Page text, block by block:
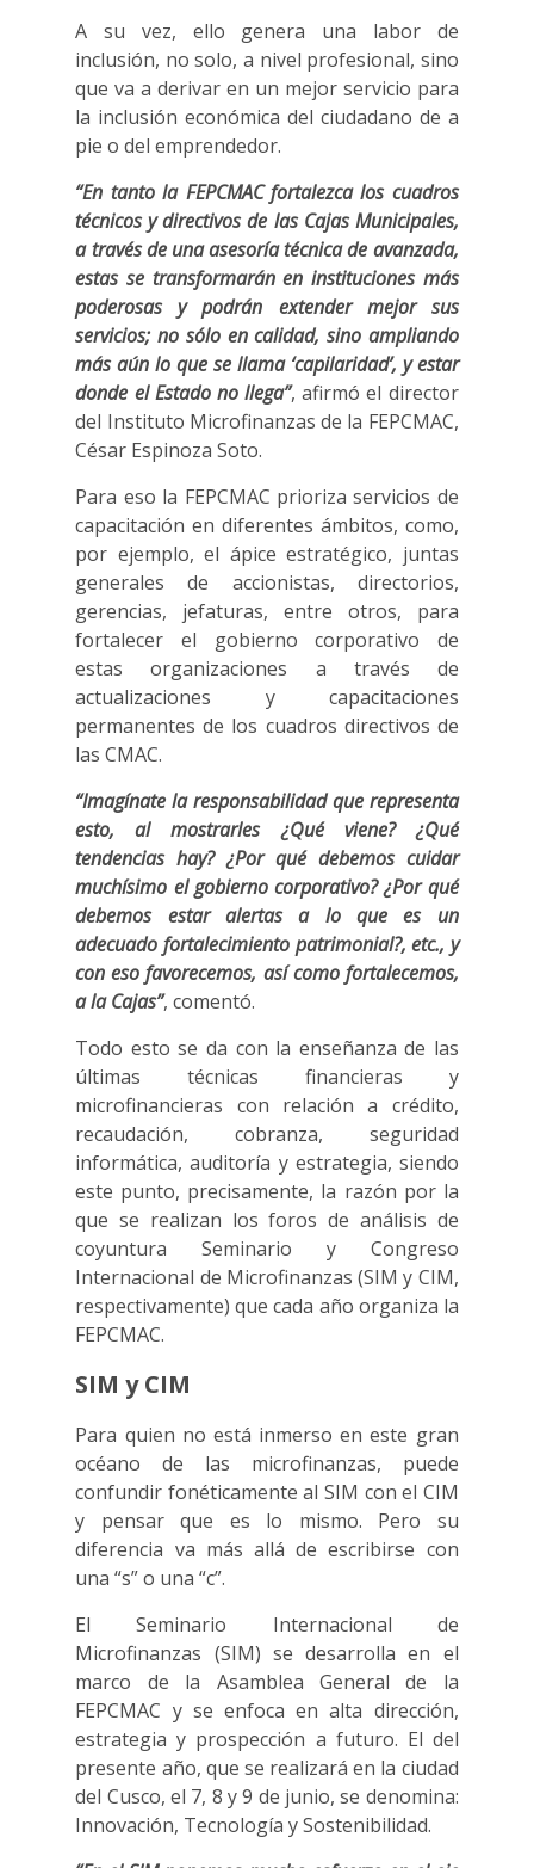
A su vez, ello genera una labor de
inclusión, no solo, a nivel profesional, sino
que va a derivar en un mejor servicio para
la inclusión económica del ciudadano de a
pie o del emprendedor.
“En tanto la FEPCMAC fortalezca los cuadros
técnicos y directivos de las Cajas Municipales,
a través de una asesoría técnica de avanzada,
estas se transformarán en instituciones más
poderosas y podrán extender mejor sus
servicios; no sólo en calidad, sino ampliando
más aún lo que se llama ‘capilaridad’, y estar
donde el Estado no llega”, afirmó el director
del Instituto Microfinanzas de la FEPCMAC,
César Espinoza Soto.
Para eso la FEPCMAC prioriza servicios de
capacitación en diferentes ámbitos, como,
por ejemplo, el ápice estratégico, juntas
generales de accionistas, directorios,
gerencias, jefaturas, entre otros, para
fortalecer el gobierno corporativo de
estas organizaciones a través de
actualizaciones y capacitaciones
permanentes de los cuadros directivos de
las CMAC.
“Imagínate la responsabilidad que representa
esto, al mostrarles ¿Qué viene? ¿Qué
tendencias hay? ¿Por qué debemos cuidar
muchísimo el gobierno corporativo? ¿Por qué
debemos estar alertas a lo que es un
adecuado fortalecimiento patrimonial?, etc., y
con eso favorecemos, así como fortalecemos,
a la Cajas”, comentó.
Todo esto se da con la enseñanza de las
últimas técnicas financieras y
microfinancieras con relación a crédito,
recaudación, cobranza, seguridad
informática, auditoría y estrategia, siendo
este punto, precisamente, la razón por la
que se realizan los foros de análisis de
coyuntura Seminario y Congreso
Internacional de Microfinanzas (SIM y CIM,
respectivamente) que cada año organiza la
FEPCMAC.
SIM y CIM
Para quien no está inmerso en este gran
océano de las microfinanzas, puede
confundir fonéticamente al SIM con el CIM
y pensar que es lo mismo. Pero su
diferencia va más allá de escribirse con
una “s” o una “c”.
El Seminario Internacional de
Microfinanzas (SIM) se desarrolla en el
marco de la Asamblea General de la
FEPCMAC y se enfoca en alta dirección,
estrategia y prospección a futuro. El del
presente año, que se realizará en la ciudad
del Cusco, el 7, 8 y 9 de junio, se denomina:
Innovación, Tecnología y Sostenibilidad.